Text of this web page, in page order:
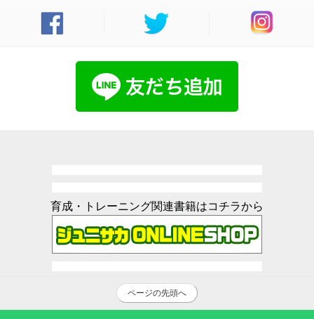
育成・トレーニング関連書籍はコチラから
ページの先頭へ